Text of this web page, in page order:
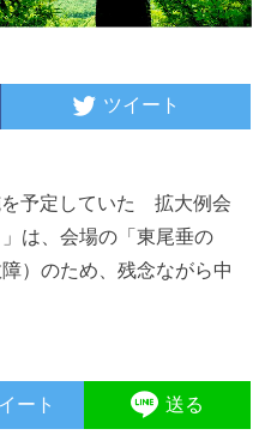
ツイート
予定していた 拡大例会
は、会場の「東尾垂の
）のため、残念ながら中
ート 送る